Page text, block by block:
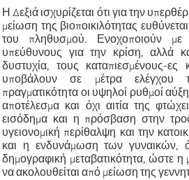
Η Δεξιά ισχυρίζεται ότι για την
μείωση της βιοποικιλότητας
του πληθυσμού. Ενοχοποιούν
υπεύθυνους για την κρίση, αλλά
δυστυχία, τους καταπιεσμένους-ες
υποβάλουν σε μέτρα ελέγχου
πραγματικότητα οι υψηλοί ρυθμοί
αποτέλεσμα και όχι αιτία της
εισόδημα και η πρόσβαση στην
υγειονομική περίθαλψη και την
και η ενδυνάμωση των γυναικών,
δημογραφική μεταβατικότητα, ώστε η
να ακολουθείται από μείωση της